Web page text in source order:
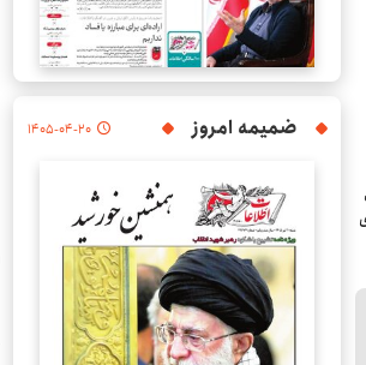
ضمیمه امروز ۱۴۰۵-۰۴-۲۰